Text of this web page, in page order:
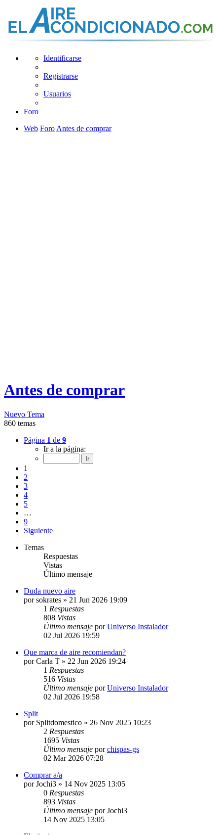
Identificarse
Registrarse
Usuarios
Foro
Web Foro Antes de comprar
Antes de comprar
Nuevo Tema
860 temas
Página 1 de 9
Ir a la página:
1
2
3
4
5
…
9
Siguiente
Temas
Respuestas
Vistas
Último mensaje
Duda nuevo aire
porsokrates » 21 Jun 2026 19:09
1 Respuestas
808 Vistas
Último mensaje porUniverso Instalador
02 Jul 2026 19:59
Que marca de aire recomiendan?
porCarla T » 22 Jun 2026 19:24
1 Respuestas
516 Vistas
Último mensaje porUniverso Instalador
02 Jul 2026 19:58
Split
por Splitdomestico » 26 Nov 2025 10:23
2 Respuestas
1695 Vistas
Último mensaje porchispas-gs
02 Mar 2026 07:28
Comprar a/a
porJochi3 » 14 Nov 2025 13:05
0 Respuestas
893 Vistas
Último mensaje porJochi3
14 Nov 2025 13:05